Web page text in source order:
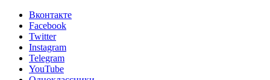
Вконтакте
Facebook
Twitter
Instagram
Telegram
YouTube